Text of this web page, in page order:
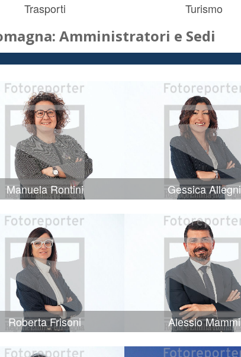
Trasporti Turismo
Amministratori e Sedi
Manuela Rontini Gessica Allegni
Roberta Frisoni Alessio Mammi